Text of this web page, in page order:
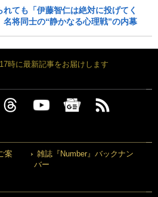
ても「伊藤智仁は絶対に投げてく
将同士の“静かなる心理戦”の内幕
時に最新記事をお届けします
案
雑誌『Number』バックナン
バー